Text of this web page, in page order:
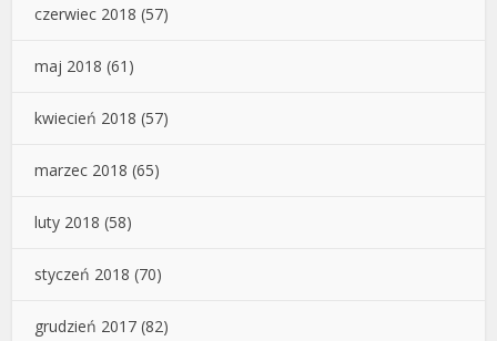
czerwiec 2018 (57)
maj 2018 (61)
kwiecień 2018 (57)
marzec 2018 (65)
luty 2018 (58)
styczeń 2018 (70)
grudzień 2017 (82)